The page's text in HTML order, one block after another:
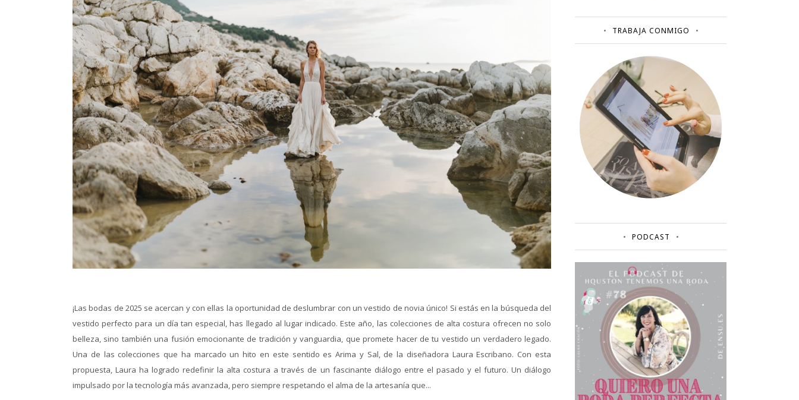
¡Las bodas de 2025 se acercan y con ellas la oportunidad de deslumbrar con un vestido de novia único! Si estás en la búsqueda del
vestido perfecto para un día tan especial, has llegado al lugar indicado. Este año, las colecciones de alta costura ofrecen no solo
belleza, sino también una fusión emocionante de tradición y vanguardia, que promete hacer de tu vestido un verdadero legado.
Una de las colecciones que ha marcado un hito en este sentido es Arima y Sal, de la diseñadora Laura Escribano. Con esta
propuesta, Laura ha logrado redefinir la alta costura a través de un fascinante diálogo entre el pasado y el futuro. Un diálogo
impulsado por la tecnología más avanzada, pero siempre respetando el alma de la artesanía que...
TRABAJA CONMIGO
PODCAST